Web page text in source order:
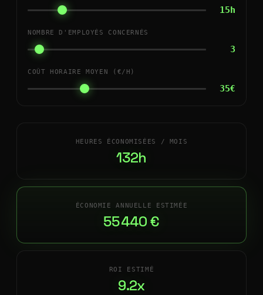
15h
NOMBRE D'EMPLOYÉS CONCERNÉS
3
COÛT HORAIRE MOYEN (€/H)
35€
HEURES ÉCONOMISÉES / MOIS
132h
ÉCONOMIE ANNUELLE ESTIMÉE
55 440 €
ROI ESTIMÉ
9.2x